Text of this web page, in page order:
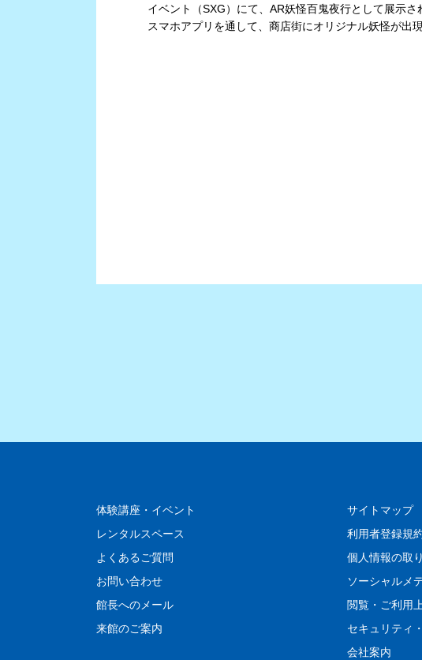
イベント（SXG）にて、AR妖怪百鬼夜行として展示さ
スマホアプリを通して、商店街にオリジナル妖怪が出
体験講座・イベント
レンタルスペース
よくあるご質問
お問い合わせ
館長へのメール
来館のご案内
サイトマップ
利用者登録規
個人情報の取
ソーシャルメ
閲覧・ご利用
セキュリティ
会社案内